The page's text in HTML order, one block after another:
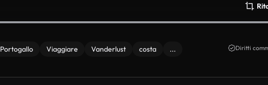
Portogallo Viaggiare Vanderlust costa ... Diritti